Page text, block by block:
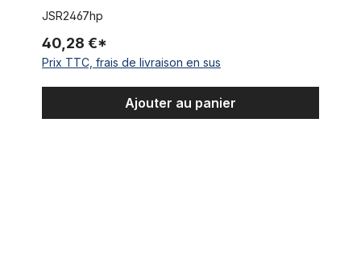
JSR2467hp
40,28 €*
Prix TTC, frais de livraison en sus
Ajouter au panier